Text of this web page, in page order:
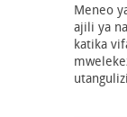
Meneo
ajili ya
katika